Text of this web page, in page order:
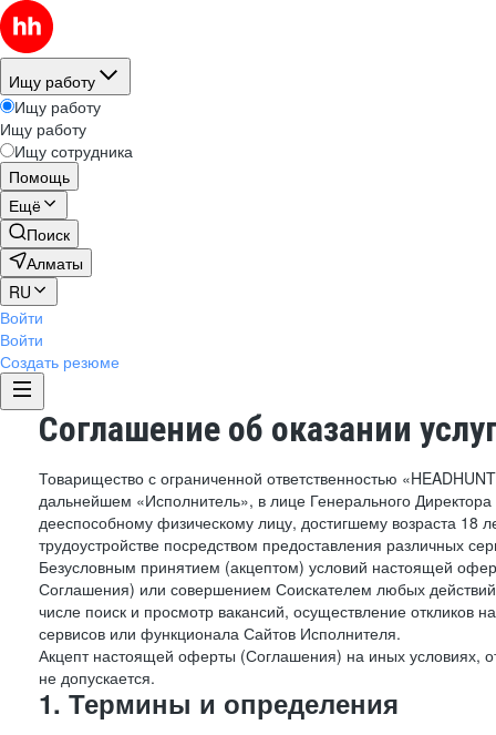
Ищу работу
Ищу работу
Ищу работу
Ищу сотрудника
Помощь
Ещё
Поиск
Алматы
RU
Войти
Войти
Создать резюме
Соглашение об оказании
Товарищество с ограниченной ответственностью
дальнейшем «Исполнитель», в лице Генерального
дееспособному физическому лицу, достигшему возраста 18
трудоустройстве посредством предоставления различных
Безусловным принятием (акцептом) условий настоящей
Соглашения) или совершением Соискателем любых
числе поиск и просмотр вакансий, осуществление откликов
сервисов или функционала Сайтов Исполнителя.
Акцепт настоящей оферты (Соглашения) на иных условиях,
не допускается.
1. Термины и определения